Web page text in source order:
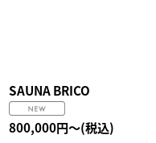
SAUNA BRICO
800,000円～(税込)